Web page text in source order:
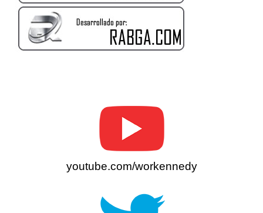
youtube.com/workennedy